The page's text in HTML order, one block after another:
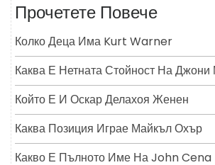
Прочетете Повече
Колко Деца Има Kurt Warner
Каква Е Нетната Стойност На Джони
Който Е И Оскар Делахоя Женен
Каква Позиция Играе Майкъл Охър
Какво Е Пълното Име На John Cena